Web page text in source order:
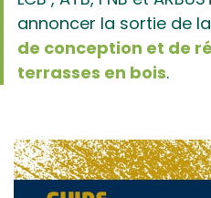
annoncer la sortie de
de conception et de
terrasses en bois.